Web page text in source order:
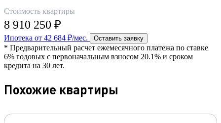
Стоимость квартиры
8 910 250 ₽
Ипотека от 42 684 ₽/мес. Оставить заявку
* Предварительный расчет ежемесячного платежа по ставке
6% годовых с первоначальным взносом 20.1% и сроком
кредита на 30 лет.
Похожие квартиры